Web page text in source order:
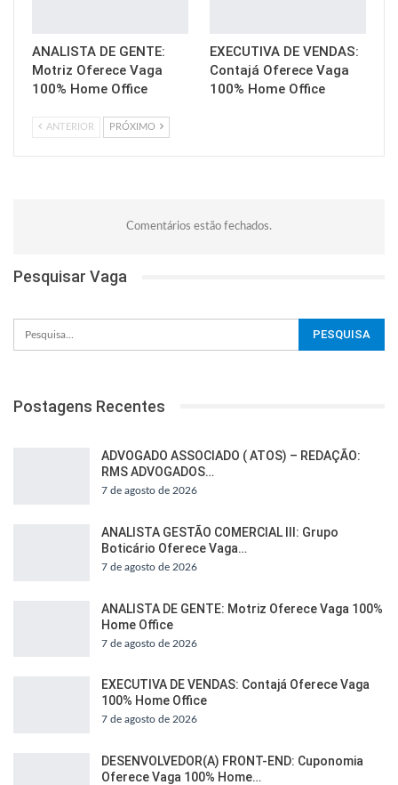
ANALISTA DE GENTE:
Motriz Oferece Vaga
100% Home Office
EXECUTIVA DE VENDAS:
Contajá Oferece Vaga
100% Home Office
ANTERIOR PRÓXIMO
Comentários estão fechados.
Pesquisar Vaga
Postagens Recentes
ADVOGADO ASSOCIADO ( ATOS) – REDAÇÃO:
RMS ADVOGADOS…
7 de agosto de 2026
ANALISTA GESTÃO COMERCIAL III: Grupo
Boticário Oferece Vaga…
7 de agosto de 2026
ANALISTA DE GENTE: Motriz Oferece Vaga 100%
Home Office
7 de agosto de 2026
EXECUTIVA DE VENDAS: Contajá Oferece Vaga
100% Home Office
7 de agosto de 2026
DESENVOLVEDOR(A) FRONT-END: Cuponomia
Oferece Vaga 100% Home…